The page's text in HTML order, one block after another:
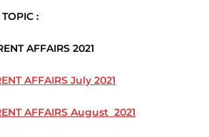
:
AFFAIRS 2021
AFFAIRS July 2021
AFFAIRS August 2021